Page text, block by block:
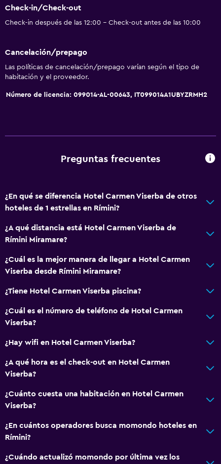
Check-in/Check-out
Check-in después de las 12:00 - Check-out antes de las 10:00
Cancelación/prepago
Las políticas de cancelación/prepago varían según el tipo de
habitación y el proveedor.
Número de licencia: 099014-AL-00643, IT099014A1UBYZRMH2
Preguntas frecuentes
¿En qué se diferencia Hotel Carmen Viserba de otros
hoteles de 1 estrellas en Rímini?
¿A qué distancia está Hotel Carmen Viserba de
Rímini Miramare?
¿Cuál es la mejor manera de llegar a Hotel Carmen
Viserba desde Rímini Miramare?
¿Tiene Hotel Carmen Viserba piscina?
¿Cuál es el número de teléfono de Hotel Carmen
Viserba?
¿Hay wifi en Hotel Carmen Viserba?
¿A qué hora es el check-out en Hotel Carmen
Viserba?
¿Cuánto cuesta una habitación en Hotel Carmen
Viserba?
¿En cuántos operadores busca momondo hoteles en
Rímini?
¿Cuándo actualizó momondo por última vez los